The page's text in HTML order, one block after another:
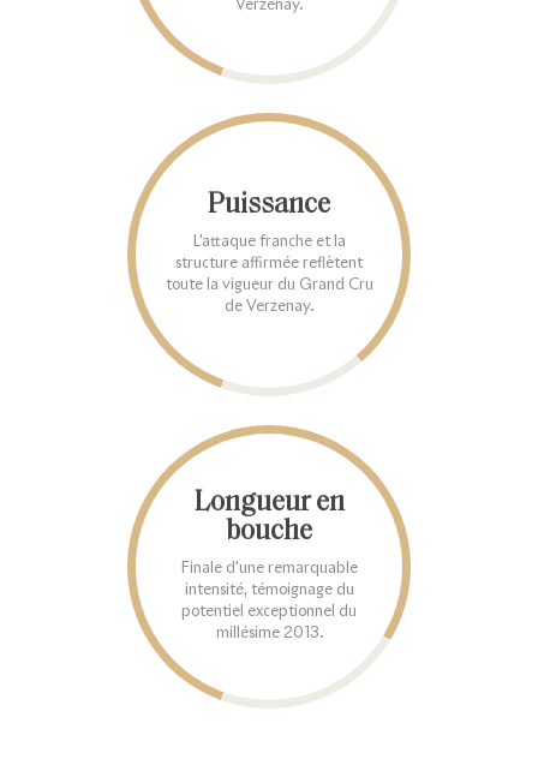
Verzenay.
Puissance
L'attaque franche et la
structure affirmée reflètent
toute la vigueur du Grand Cru
de Verzenay.
Longueur en
bouche
Finale d'une remarquable
intensité, témoignage du
potentiel exceptionnel du
millésime 2013.